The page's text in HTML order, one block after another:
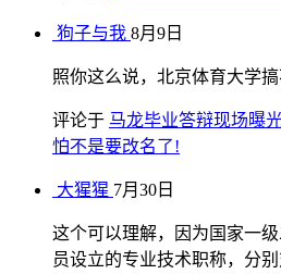
狗子与我 8月9日
照你这么说，北京体育大学搞
评论于 马龙毕业答辩现场曝
怕不是要改名了!
大猩猩 7月30日
这个可以理解，因为国家一
员设立的专业技术职称，分